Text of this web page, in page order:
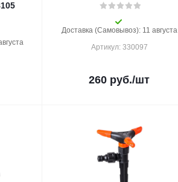
Доставка (Самовывоз): 11 августа
Артикул: 330097
260 руб./шт